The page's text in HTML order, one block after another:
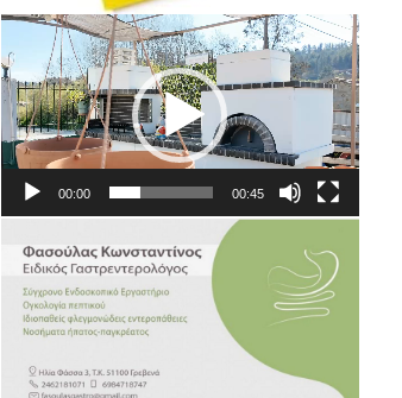
Πρόγραμμα
Αναπαραγωγής
Βίντεο
00:00 00:45